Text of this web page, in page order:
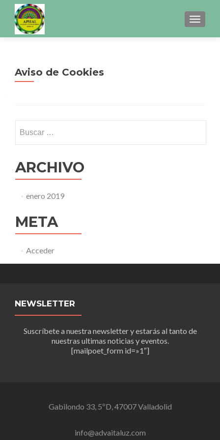
Aviso de Cookies
ARCHIVO
enero 2019
META
Acceder
NEWSLETTER
Suscríbete a nuestra newsletter y estarás al tanto de
nuestras ultimas noticias y eventos.
[mailpoet_form id=»1″]
Gabilondo 33, 5ºD, 47007 Valladolid
info@advaitaluz.com